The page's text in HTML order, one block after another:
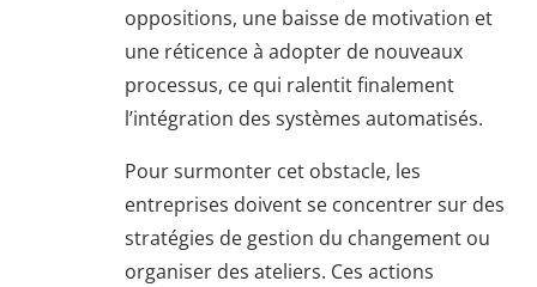
oppositions, une baisse de motivation et
une réticence à adopter de nouveaux
processus, ce qui ralentit finalement
l’intégration des systèmes automatisés.
Pour surmonter cet obstacle, les
entreprises doivent se concentrer sur des
stratégies de gestion du changement ou
organiser des ateliers. Ces actions